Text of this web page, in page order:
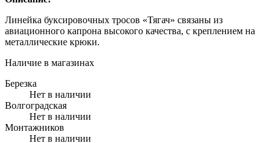
Линейка буксировочных тросов «Тягач» связаны из
авиационного капрона высокого качества, с креплением на
металлические крюки.
Наличие в магазинах
Березка
Нет в наличии
Волгоградская
Нет в наличии
Монтажников
Нет в наличии